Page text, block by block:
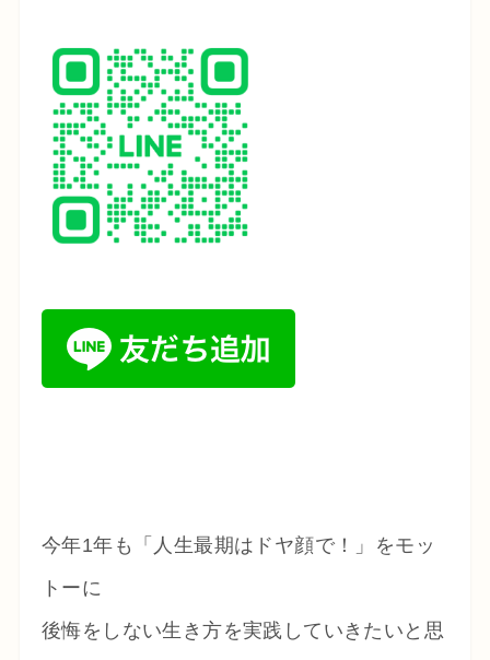
今年1年も「人生最期はドヤ顔で！」をモッ
トーに
後悔をしない生き方を実践していきたいと思